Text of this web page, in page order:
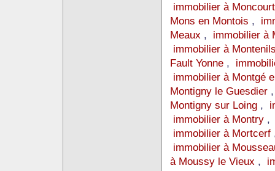
immobilier à
Mons en Montois ,
Meaux , immobilier à
immobilier à
Fault Yonne ,
immobilier à Montgé
Montigny le Guesdier
Montigny sur Loing ,
immobilier à Montry
immobilier à Mortcerf
immobilier à
à Moussy le Vieux ,